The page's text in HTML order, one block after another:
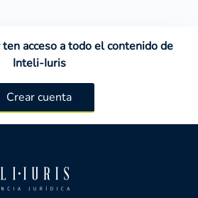
acceso a todo el contenido de
Inteli-Iuris
Crear cuenta